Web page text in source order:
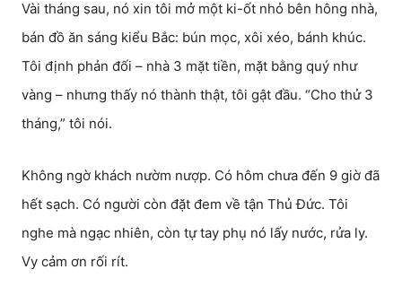
Vài tháng sau, nó xin tôi mở một ki-ốt nhỏ bên hông nhà,
bán đồ ăn sáng kiểu Bắc: bún mọc, xôi xéo, bánh khúc.
Tôi định phản đối – nhà 3 mặt tiền, mặt bằng quý như
vàng – nhưng thấy nó thành thật, tôi gật đầu. “Cho thử 3
tháng,” tôi nói.
Không ngờ khách nườm nượp. Có hôm chưa đến 9 giờ đã
hết sạch. Có người còn đặt đem về tận Thủ Đức. Tôi
nghe mà ngạc nhiên, còn tự tay phụ nó lấy nước, rửa ly.
Vy cảm ơn rối rít.